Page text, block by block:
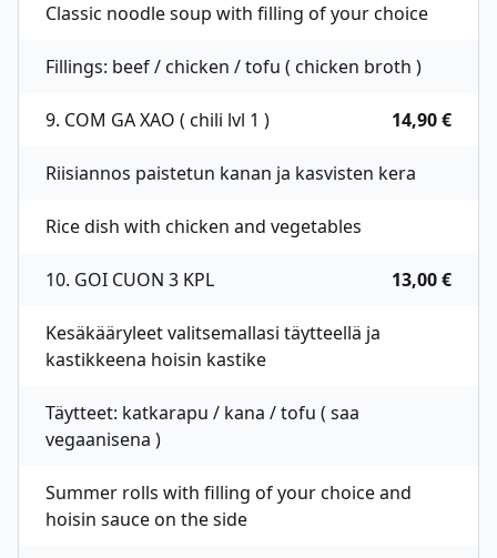
Classic noodle soup with filling of your choice
Fillings: beef / chicken / tofu ( chicken broth )
9. COM GA XAO ( chili lvl 1 ) 14,90 €
Riisiannos paistetun kanan ja kasvisten kera
Rice dish with chicken and vegetables
10. GOI CUON 3 KPL 13,00 €
Kesäkääryleet valitsemallasi täytteellä ja
kastikkeena hoisin kastike
Täytteet: katkarapu / kana / tofu ( saa
vegaanisena )
Summer rolls with filling of your choice and
hoisin sauce on the side